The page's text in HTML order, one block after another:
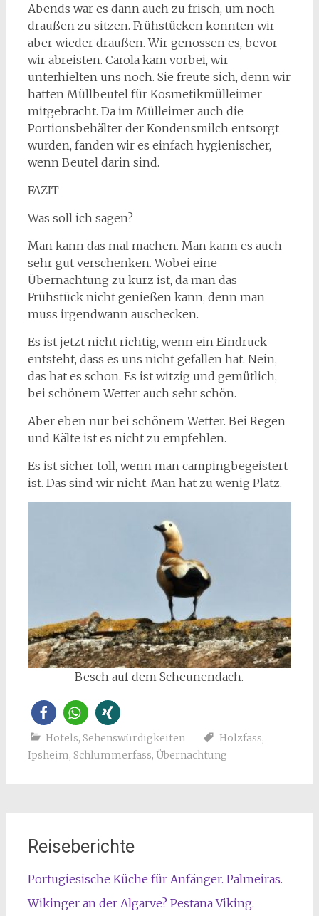
Abends war es dann auch zu frisch, um noch
draußen zu sitzen. Frühstücken konnten wir
aber wieder draußen. Wir genossen es, bevor
wir abreisten. Carola kam vorbei, wir
unterhielten uns noch. Sie freute sich, denn wir
hatten Müllbeutel für Kosmetikmülleimer
mitgebracht. Da im Mülleimer auch die
Portionsbehälter der Kondensmilch entsorgt
wurden, fanden wir es einfach hygienischer,
wenn Beutel darin sind.
FAZIT
Was soll ich sagen?
Man kann das mal machen. Man kann es auch
sehr gut verschenken. Wobei eine
Übernachtung zu kurz ist, da man das
Frühstück nicht genießen kann, denn man
muss irgendwann auschecken.
Es ist jetzt nicht richtig, wenn ein Eindruck
entsteht, dass es uns nicht gefallen hat. Nein,
das hat es schon. Es ist witzig und gemütlich,
bei schönem Wetter auch sehr schön.
Aber eben nur bei schönem Wetter. Bei Regen
und Kälte ist es nicht zu empfehlen.
Es ist sicher toll, wenn man campingbegeistert
ist. Das sind wir nicht. Man hat zu wenig Platz.
Besch auf dem Scheunendach.
Hotels, Sehenswürdigkeiten Holzfass,
Ipsheim, Schlummerfass, Übernachtung
Reiseberichte
Portugiesische Küche für Anfänger. Palmeiras.
Wikinger an der Algarve? Pestana Viking.